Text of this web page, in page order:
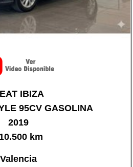
IBIZA
95CV GASOLINA
2019
km
Valencia